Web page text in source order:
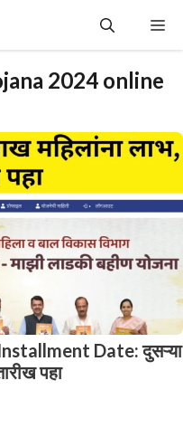
2024 online
Date: दुसऱ्या
पहा